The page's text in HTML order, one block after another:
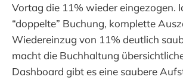
Vortag die 11% wieder eingezogen.
“doppelte” Buchung, komplette
Wiedereinzug von 11% deutlich
macht die Buchhaltung
Dashboard gibt es eine saubere